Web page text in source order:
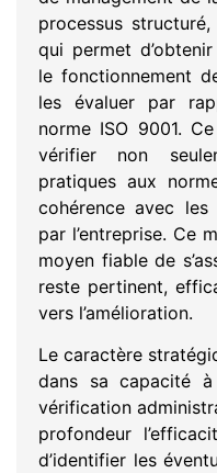
processus
qui permet
le fonctionnement
les évaluer par
norme ISO 9001.
vérifier non
pratiques aux
cohérence avec
par l’entreprise. Ce
moyen fiable de
reste pertinent,
vers l’amélioration.
Le caractère
dans sa capacité à
vérification
profondeur
d’identifier les